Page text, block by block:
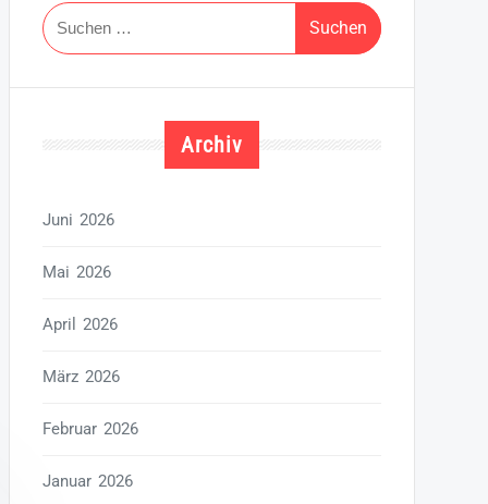
Suchen
nach:
Archiv
Juni 2026
Mai 2026
April 2026
März 2026
Februar 2026
Januar 2026